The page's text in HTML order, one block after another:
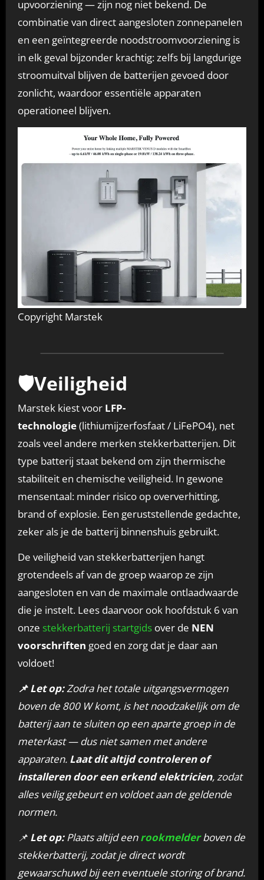
upvoorziening — zijn nog niet bekend. De
combinatie van direct aangesloten zonnepanelen
en een geïntegreerde noodstroomvoorziening is
in elk geval bijzonder krachtig: zelfs bij langdurige
stroomuitval blijven de batterijen gevoed door
zonlicht, waardoor essentiële apparaten
operationeel blijven.
Copyright Marstek
🛡️Veiligheid
Marstek kiest voor LFP-
technologie(lithiumijzerfosfaat / LiFePO4), net
zoals veel andere merken stekkerbatterijen. Dit
type batterij staat bekend om zijn thermische
stabiliteit en chemische veiligheid. In gewone
mensentaal: minder risico op oververhitting,
brand of explosie. Een geruststellende gedachte,
zeker als je de batterij binnenshuis gebruikt.
De veiligheid van stekkerbatterijen hangt
grotendeels af van de groep waarop ze zijn
aangesloten en van de maximale ontlaadwaarde
die je instelt. Lees daarvoor ook hoofdstuk 6 van
onze stekkerbatterij startgids over de NEN
voorschriften goed en zorg dat je daar aan
voldoet!
📌 Let op:Zodra het totale uitgangsvermogen
boven de 800 W komt, is het noodzakelijk om de
batterij aan te sluiten op een aparte groep in de
meterkast — dus niet samen met andere
apparaten. Laat dit altijd controleren of
installeren door een erkend elektricien, zodat
alles veilig gebeurt en voldoet aan de geldende
normen.
📌 Let op:Plaats altijd een rookmelder boven de
stekkerbatterij, zodat je direct wordt
gewaarschuwd bij een eventuele storing of brand.